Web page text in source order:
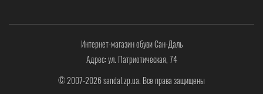
Интернет-магазин обуви Сан-Даль
Адрес: ул. Патриотическая, 74
© 2007-2026 sandal.zp.ua. Все права защищены